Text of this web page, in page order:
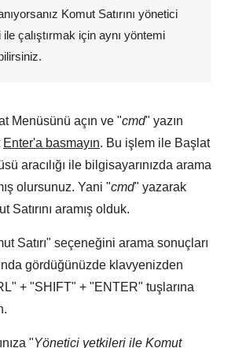
Komut Satırını yönetici
çalıştırmak için aynı yöntemi
Menüsünü açın ve "cmd" yazın
Enter'a basmayın. Bu işlem ile Başlat
aracılığı ile bilgisayarınızda arama
olursunuz. Yani "cmd" yazarak
Satırını aramış olduk.
Satırı" seçeneğini arama sonuçları
gördüğünüzde klavyenizden
" + "SHIFT" + "ENTER" tuşlarına
"Yönetici yetkileri ile Komut